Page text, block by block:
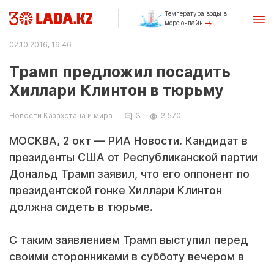
Температура воды в
море онлайн
02.10.2016, 19:46
Трамп предложил посадить
Хиллари Клинтон в тюрьму
Новости Казахстана и мира 3 3 570
МОСКВА, 2 окт — РИА Новости. Кандидат в
президенты США от Республиканской партии
Дональд Трамп заявил, что его оппонент по
президентской гонке Хиллари Клинтон
должна сидеть в тюрьме.
С таким заявлением Трамп выступил перед
своими сторонниками в субботу вечером в